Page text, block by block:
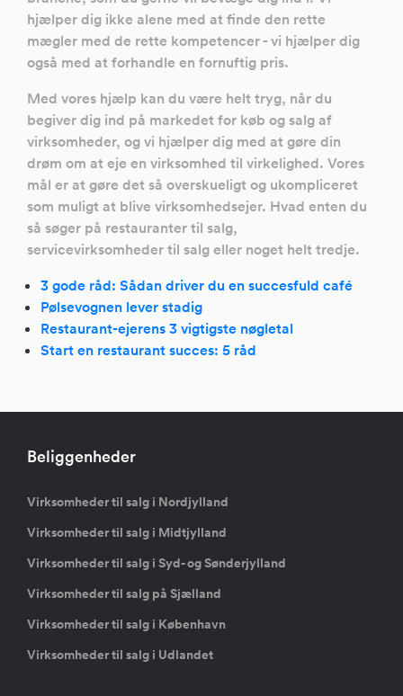
hjælper dig ikke alene med at finde den rette
mægler med de rette kompetencer - vi hjælper dig
også med at forhandle en fornuftig pris.
Med vores hjælp kan du være helt tryg, når du
begiver dig ind på markedet for køb og salg af
virksomheder, og vi hjælper dig med at gøre din
drøm om at eje en virksomhed til virkelighed. Vores
mål er at gøre det så overskueligt og ukompliceret
som muligt at blive virksomhedsejer. Hvad enten du
så søger på restauranter til salg,
servicevirksomheder til salg eller noget helt tredje.
3 gode råd: Sådan driver du en succesfuld café
Pølsevognen lever stadig
Restaurant-ejerens 3 vigtigste nøgletal
Start en restaurant succes: 5 råd
Beliggenheder
Virksomheder til salg i Nordjylland
Virksomheder til salg i Midtjylland
Virksomheder til salg i Syd- og Sønderjylland
Virksomheder til salg på Sjælland
Virksomheder til salg i København
Virksomheder til salg i Udlandet